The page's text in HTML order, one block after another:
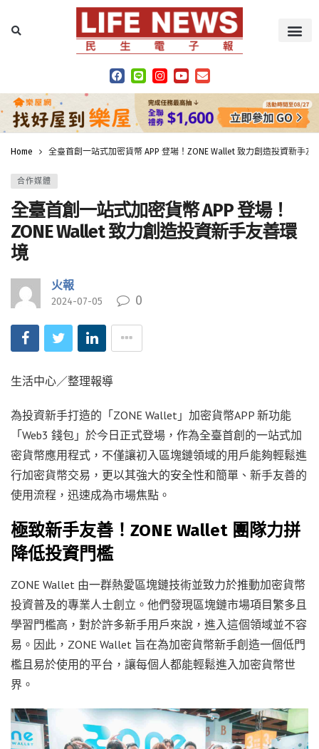
Home 全臺首創一站式加密貨幣 APP 登場！ZONE Wallet 致力創造投資新手友
合作媒體
全臺首創一站式加密貨幣 APP 登場！
ZONE Wallet 致力創造投資新手友善環
境
火報
2024-07-05 0
生活中心／整理報導
為投資新手打造的「ZONE Wallet」加密貨幣APP 新功能
「Web3 錢包」於今日正式登場，作為全臺首創的一站式加
密貨幣應用程式，不僅讓初入區塊鏈領域的用戶能夠輕鬆進
行加密貨幣交易，更以其強大的安全性和簡單、新手友善的
使用流程，迅速成為市場焦點。
極致新手友善！ZONE Wallet 團隊力拼
降低投資門檻
ZONE Wallet 由一群熱愛區塊鏈技術並致力於推動加密貨幣
投資普及的專業人士創立。他們發現區塊鏈市場項目繁多且
學習門檻高，對於許多新手用戶來說，進入這個領域並不容
易。因此，ZONE Wallet 旨在為加密貨幣新手創造一個低門
檻且易於使用的平台，讓每個人都能輕鬆進入加密貨幣世
界。